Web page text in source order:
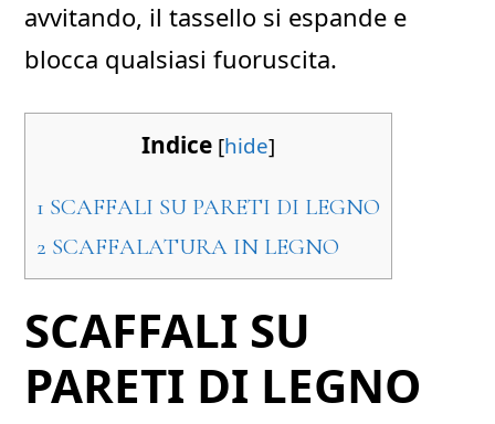
avvitando, il tassello si espande e
blocca qualsiasi fuoruscita.
Indice [hide]
1 SCAFFALI SU PARETI DI LEGNO
2 SCAFFALATURA IN LEGNO
SCAFFALI SU
PARETI DI LEGNO